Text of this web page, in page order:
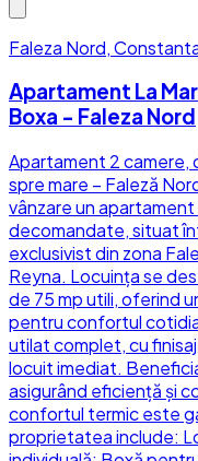
Faleza Nord,
Apartament La
Boxa - Faleza Nord
Apartament 2 camere,
spre mare – Faleză
vânzare un
decomandate, situat
exclusivist din zona
Reyna. Locuința se
de 75 mp utili, oferind
pentru confortul
utilat complet, cu
locuit imediat.
asigurând eficiență și
confortul termic este
proprietatea include: